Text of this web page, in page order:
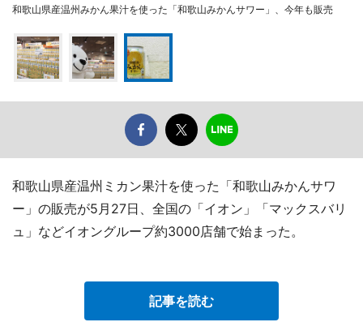
和歌山県産温州みかん果汁を使った「和歌山みかんサワー」、今年も販売
和歌山県産温州ミカン果汁を使った「和歌山みかんサワ
ー」の販売が5月27日、全国の「イオン」「マックスバリ
ュ」などイオングループ約3000店舗で始まった。
記事を読む